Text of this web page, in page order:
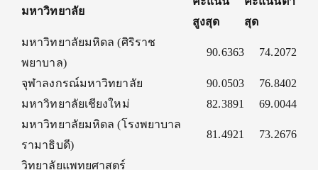
มหาวิทยาลัย
สูงสุด
สุด
มหาวิทยาลัยมหิดล (ศิริราช
พยาบาล)
90.6363 74.2072
จุฬาลงกรณ์มหาวิทยาลัย 90.0503
76.8402
มหาวิทยาลัยเชียงใหม่
82.3891
69.0044
มหาวิทยาลัยมหิดล (โรงพยาบาล
รามาธิบดี)
81.4921 73.2676
วิทยาลัยแพทยศาสตร์